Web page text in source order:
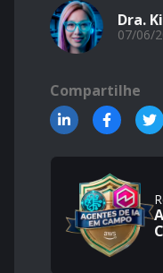
Dra.
07/06/
Compartilhe